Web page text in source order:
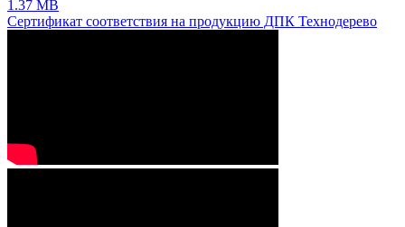
1.37 MB
Сертификат соответствия на продукцию ДПК Технодерево